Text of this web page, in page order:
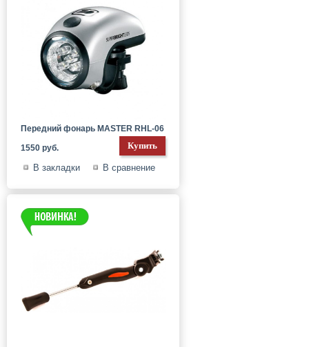
Передний фонарь MASTER RHL-06
1550 руб.
В закладки В сравнение